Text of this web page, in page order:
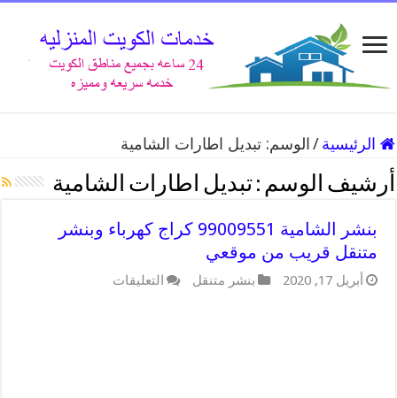
الرئيسية / الوسم:تبديل اطارات الشامية
أرشيف الوسم :تبديل اطارات الشامية
بنشر الشامية 99009551 كراج كهرباء وبنشر
متنقل قريب من موقعي
أبريل 17, 2020 بنشر متنقل التعليقات